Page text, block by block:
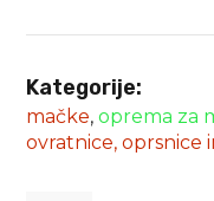
Kategorije:
mačke,oprema za
ovratnice, oprsnice